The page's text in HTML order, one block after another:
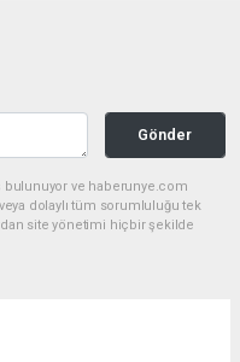
Gönder
bulunuyor ve haberunye.com
dolaylı tüm sorumluluğu tek
site yönetimi hiçbir şekilde